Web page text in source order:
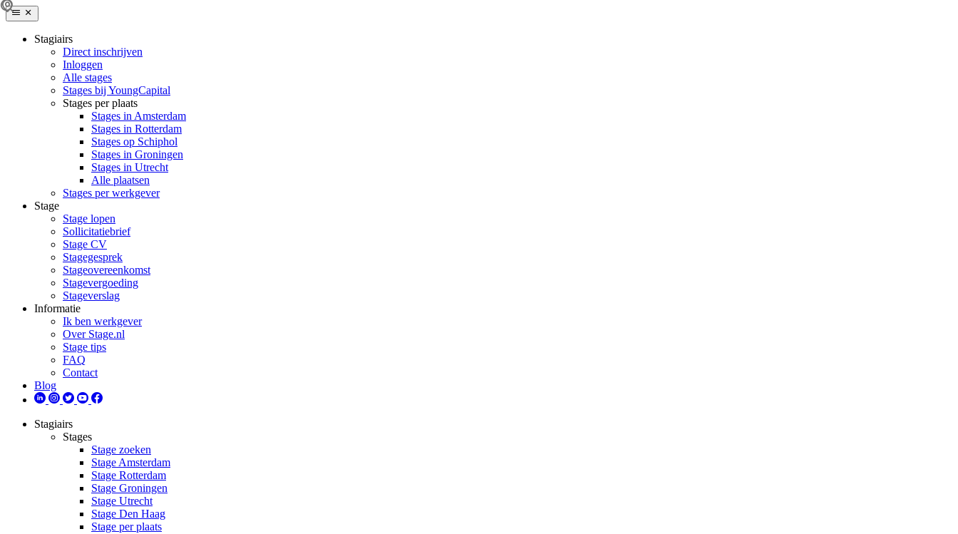
Stagiairs
Direct inschrijven
Inloggen
Alle stages
Stages bij YoungCapital
Stages per plaats
Stages in Amsterdam
Stages in Rotterdam
Stages op Schiphol
Stages in Groningen
Stages in Utrecht
Alle plaatsen
Stages per werkgever
Stage
Stage lopen
Sollicitatiebrief
Stage CV
Stagegesprek
Stageovereenkomst
Stagevergoeding
Stageverslag
Informatie
Ik ben werkgever
Over Stage.nl
Stage tips
FAQ
Contact
Blog
Stagiairs
Stages
Stage zoeken
Stage Amsterdam
Stage Rotterdam
Stage Groningen
Stage Utrecht
Stage Den Haag
Stage per plaats